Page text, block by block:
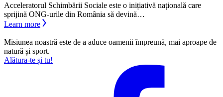
Acceleratorul Schimbării Sociale este o inițiativă națională care
sprijină ONG-urile din România să devină…
Learn more
Misiunea noastră este de a aduce oamenii împreună, mai aproape de
natură și sport.
Alătura-te și tu!